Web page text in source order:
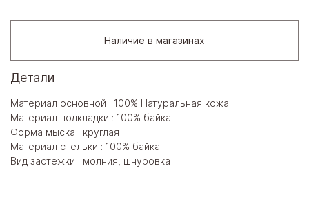
Наличие в магазинах
Детали
Материал основной : 100% Натуральная кожа
Материал подкладки : 100% байка
Форма мыска : круглая
Материал стельки : 100% байка
Вид застежки : молния, шнуровка